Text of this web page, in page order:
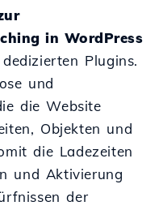
in WordPress
Plugins.
und
die Website
Objekten und
die Ladezeiten
und Aktivierung
der